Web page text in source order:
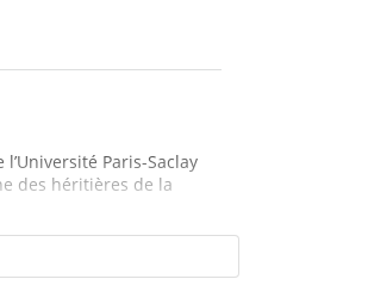
Paris-Saclay
des héritières de la